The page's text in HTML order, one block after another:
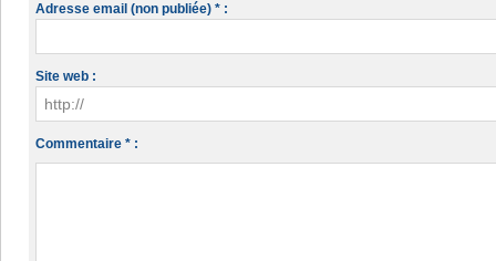
Adresse email (non publiée) * :
Site web :
Commentaire * :